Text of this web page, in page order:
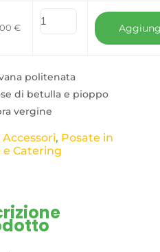
€
politenata
di betulla e pioppo
vergine
, Posate in
e Catering